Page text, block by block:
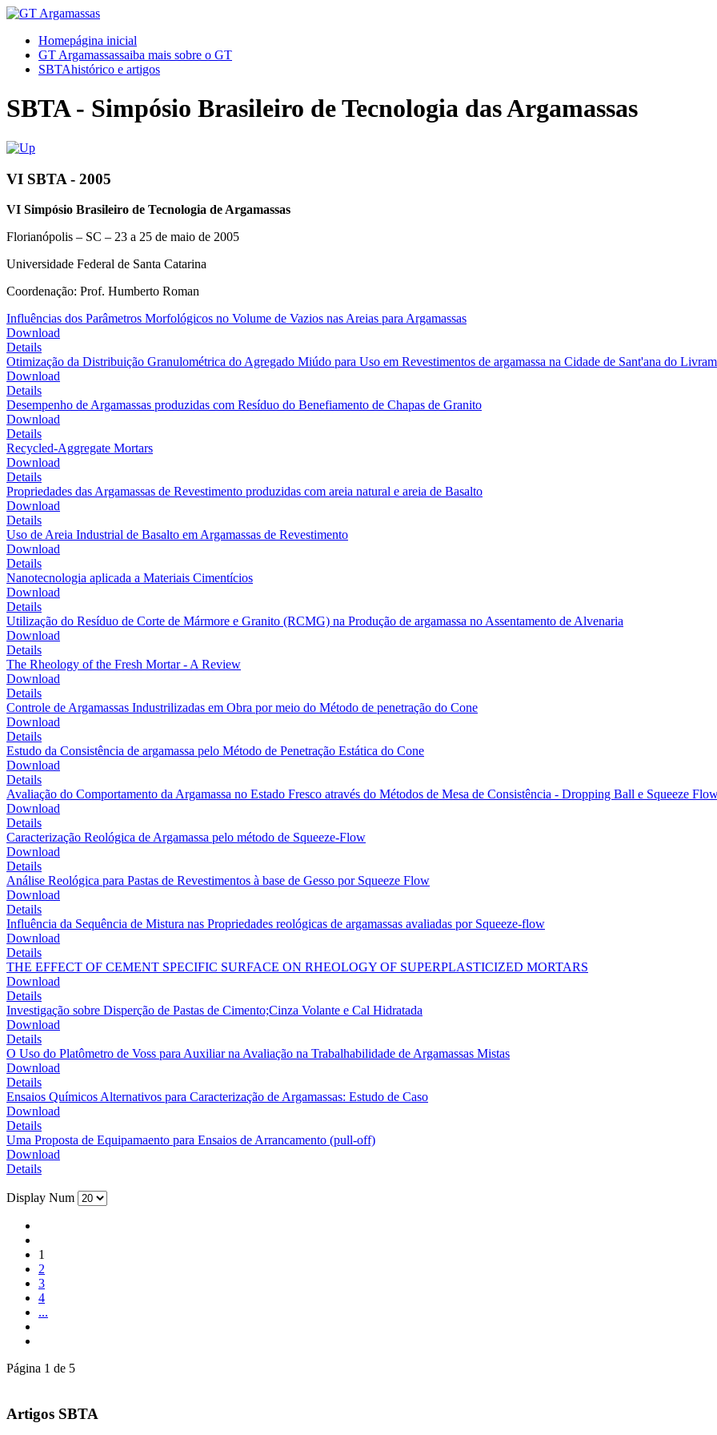
Homepágina inicial
GT Argamassassaiba mais sobre o GT
SBTAhistórico e artigos
SBTA - Simpósio Brasileiro de Tecnologia das Argamassas
VI SBTA - 2005
VI Simpósio Brasileiro de Tecnologia de Argamassas
Florianópolis – SC – 23 a 25 de maio de 2005
Universidade Federal de Santa Catarina
Coordenação: Prof. Humberto Roman
Influências dos Parâmetros Morfológicos no Volume de Vazios nas Areias para Argamassas
Download
Details
Otimização da Distribuição Granulométrica do Agregado Miúdo para Uso em Revestimentos de argamassa na Cidade de Sant'ana do
Download
Details
Desempenho de Argamassas produzidas com Resíduo do Benefiamento de Chapas de Granito
Download
Details
Recycled-Aggregate Mortars
Download
Details
Propriedades das Argamassas de Revestimento produzidas com areia natural e areia de Basalto
Download
Details
Uso de Areia Industrial de Basalto em Argamassas de Revestimento
Download
Details
Nanotecnologia aplicada a Materiais Cimentícios
Download
Details
Utilização do Resíduo de Corte de Mármore e Granito (RCMG) na Produção de argamassa no Assentamento de Alvenaria
Download
Details
The Rheology of the Fresh Mortar - A Review
Download
Details
Controle de Argamassas Industrilizadas em Obra por meio do Método de penetração do Cone
Download
Details
Estudo da Consistência de argamassa pelo Método de Penetração Estática do Cone
Download
Details
Avaliação do Comportamento da Argamassa no Estado Fresco através do Métodos de Mesa de Consistência - Dropping Ball e Squeeze
Download
Details
Caracterização Reológica de Argamassa pelo método de Squeeze-Flow
Download
Details
Análise Reológica para Pastas de Revestimentos à base de Gesso por Squeeze Flow
Download
Details
Influência da Sequência de Mistura nas Propriedades reológicas de argamassas avaliadas por Squeeze-flow
Download
Details
THE EFFECT OF CEMENT SPECIFIC SURFACE ON RHEOLOGY OF SUPERPLASTICIZED MORTARS
Download
Details
Investigação sobre Disperção de Pastas de Cimento;Cinza Volante e Cal Hidratada
Download
Details
O Uso do Platômetro de Voss para Auxiliar na Avaliação na Trabalhabilidade de Argamassas Mistas
Download
Details
Ensaios Químicos Alternativos para Caracterização de Argamassas: Estudo de Caso
Download
Details
Uma Proposta de Equipamaento para Ensaios de Arrancamento (pull-off)
Download
Details
Display Num
1
2
3
4
...
Página 1 de 5
Artigos SBTA